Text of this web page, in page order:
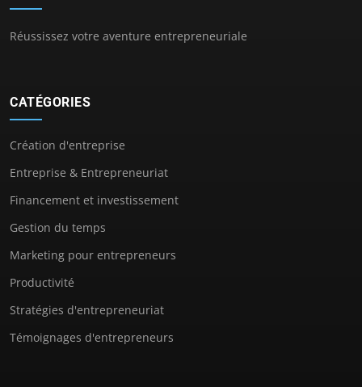
Réussissez votre aventure entrepreneuriale
CATÉGORIES
Création d'entreprise
Entreprise & Entrepreneuriat
Financement et investissement
Gestion du temps
Marketing pour entrepreneurs
Productivité
Stratégies d'entrepreneuriat
Témoignages d'entrepreneurs